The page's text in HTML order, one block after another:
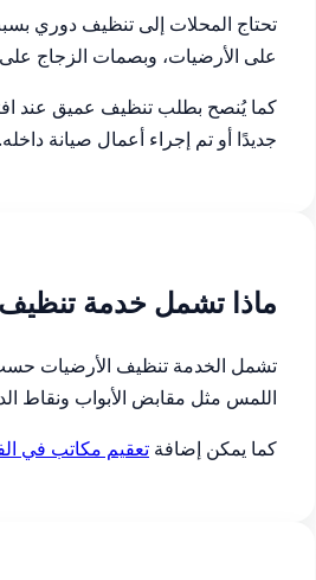
تحتاج المحلات إلى تنظيف دوري
على الأرضيات، وبصمات الزجاج
كما يُنصح بطلب تنظيف عميق عند
جديدًا أو تم إجراء أعمال صيانة داخله.
ماذا تشمل خدمة
تشمل الخدمة تنظيف الأرضيات حسب
اللمس مثل مقابض الأبواب ونقاط
كما يمكن إضافة تعقيم مكاتب في